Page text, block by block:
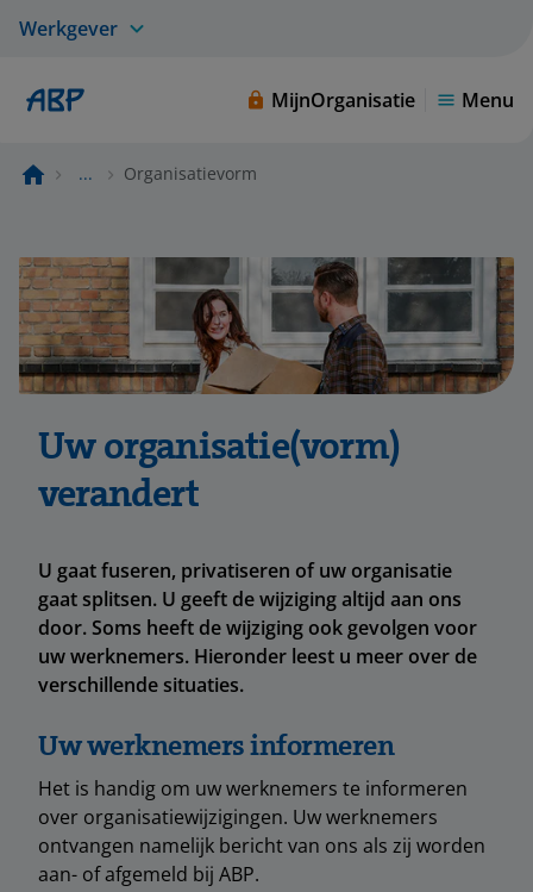
Werkgever
MijnOrganisatie Menu
... Organisatievorm
Uw organisatie(vorm)
verandert
U gaat fuseren, privatiseren of uw organisatie
gaat splitsen. U geeft de wijziging altijd aan ons
door. Soms heeft de wijziging ook gevolgen voor
uw werknemers. Hieronder leest u meer over de
verschillende situaties.
Uw werknemers informeren
Het is handig om uw werknemers te informeren
over organisatiewijzigingen. Uw werknemers
ontvangen namelijk bericht van ons als zij worden
aan- of afgemeld bij ABP.